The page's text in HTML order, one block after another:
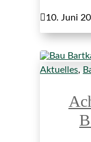
10. Juni
Aktuelles,